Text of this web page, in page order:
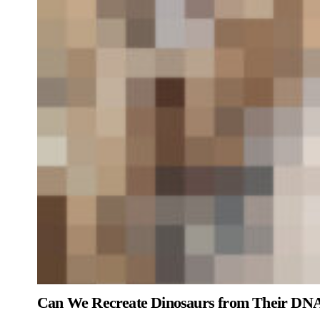
Can We Recreate Dinosaurs from Their